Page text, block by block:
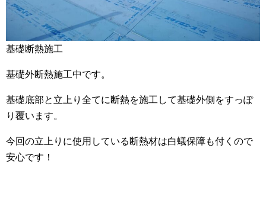
基礎断熱施工
基礎外断熱施工中です。
基礎底部と立上り全てに断熱を施工して基礎外側をすっぽ
り覆います。
今回の立上りに使用している断熱材は白蟻保障も付くので
安心です！